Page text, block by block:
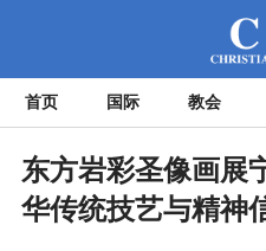
首页 国际 教会
东方岩彩圣像画展
华传统技艺与精神